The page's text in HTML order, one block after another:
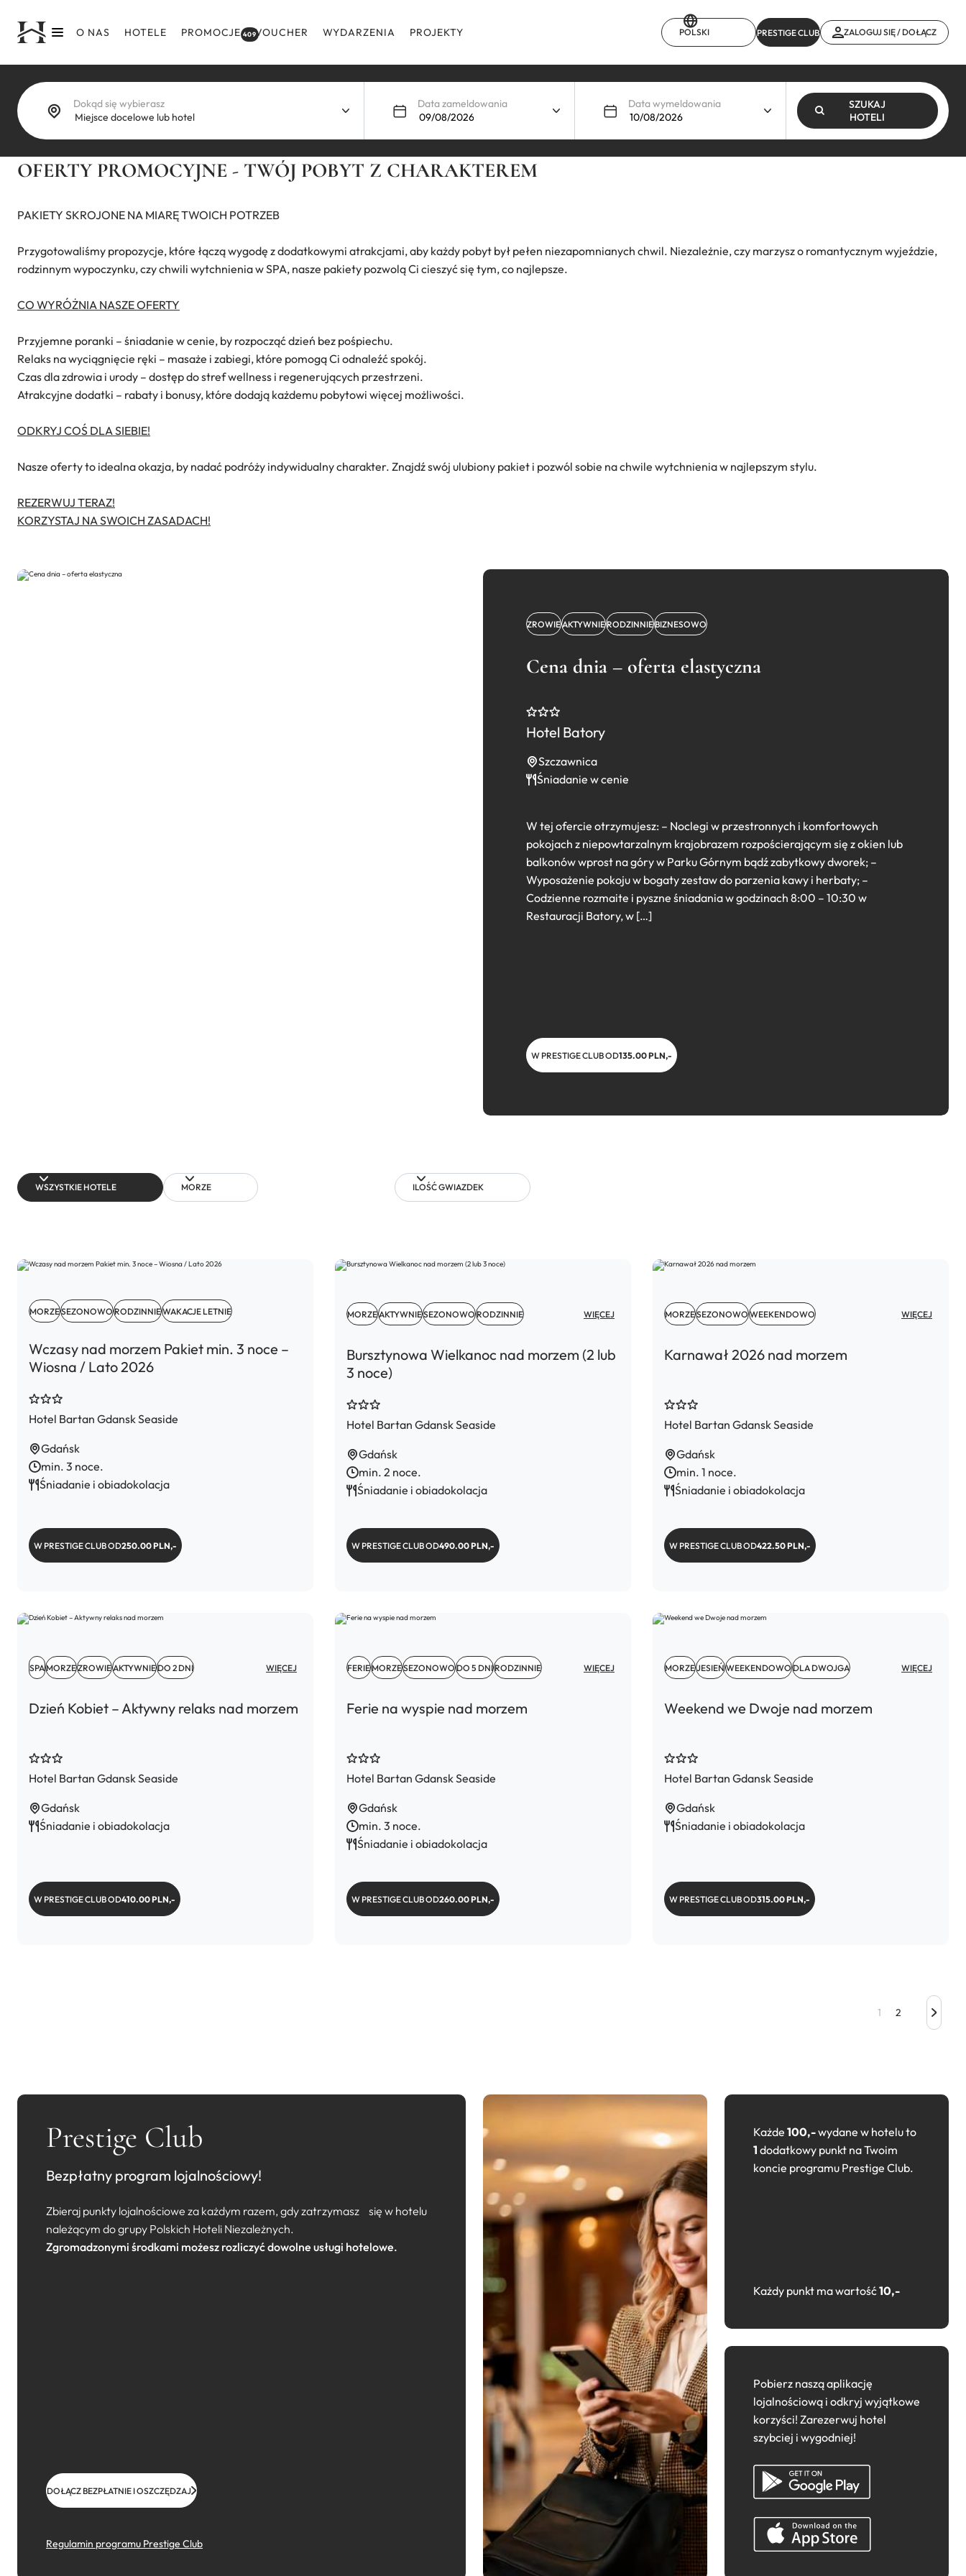
treści
O NAS HOTELE PROMOCJE 409VOUCHER WYDARZENIA PROJEKTY POLSKI PRESTIGE CLUB ZALOGUJ SIĘ / DOŁĄCZ
Dokąd się wybierasz Data zameldowania Data wymeldowania
SZUKAJ
HOTELI
OFERTY PROMOCYJNE - TWÓJ POBYT Z CHARAKTEREM
PAKIETY SKROJONE NA MIARĘ TWOICH POTRZEB
Przygotowaliśmy propozycje, które łączą wygodę z dodatkowymi atrakcjami, aby każdy pobyt był pełen niezapomnianych chwil. Niezależnie, czy marzysz o romantycznym wyjeździe,
rodzinnym wypoczynku, czy chwili wytchnienia w SPA, nasze pakiety pozwolą Ci cieszyć się tym, co najlepsze.
CO WYRÓŻNIA NASZE OFERTY
Przyjemne poranki – śniadanie w cenie, by rozpocząć dzień bez pośpiechu.
Relaks na wyciągnięcie ręki – masaże i zabiegi, które pomogą Ci odnaleźć spokój.
Czas dla zdrowia i urody – dostęp do stref wellness i regenerujących przestrzeni.
Atrakcyjne dodatki – rabaty i bonusy, które dodają każdemu pobytowi więcej możliwości.
ODKRYJ COŚ DLA SIEBIE!
Nasze oferty to idealna okazja, by nadać podróży indywidualny charakter. Znajdź swój ulubiony pakiet i pozwól sobie na chwile wytchnienia w najlepszym stylu.
REZERWUJ TERAZ!
KORZYSTAJ NA SWOICH ZASADACH!
Cena dnia – oferta elastyczna
ZROWIEAKTYWNIERODZINNIEBIZNESOWO
Hotel Batory
Szczawnica
Śniadanie w cenie
W tej ofercie otrzymujesz: – Noclegi w przestronnych i komfortowych
pokojach z niepowtarzalnym krajobrazem rozpościerającym się z okien lub
balkonów wprost na góry w Parku Górnym bądź zabytkowy dworek; –
Wyposażenie pokoju w bogaty zestaw do parzenia kawy i herbaty; –
Codzienne rozmaite i pyszne śniadania w godzinach 8:00 – 10:30 w
Restauracji Batory, w […]
W PRESTIGE CLUB OD135.00 PLN,-
WSZYSTKIE HOTELE MORZE ILOŚĆ GWIAZDEK
Wczasy nad morzem Pakiet min. 3 noce –
Wiosna / Lato 2026
MORZESEZONOWORODZINNIEWAKACJE LETNIE
Hotel Bartan Gdansk Seaside
Gdańsk
min. 3 noce.
Śniadanie i obiadokolacja
W PRESTIGE CLUB OD250.00 PLN,-
Bursztynowa Wielkanoc nad morzem (2 lub
3 noce)
MORZEAKTYWNIESEZONOWORODZINNIE WIĘCEJ
Hotel Bartan Gdansk Seaside
Gdańsk
min. 2 noce.
Śniadanie i obiadokolacja
W PRESTIGE CLUB OD490.00 PLN,-
Karnawał 2026 nad morzem
MORZESEZONOWOWEEKENDOWO WIĘCEJ
Hotel Bartan Gdansk Seaside
Gdańsk
min. 1 noce.
Śniadanie i obiadokolacja
W PRESTIGE CLUB OD422.50 PLN,-
Dzień Kobiet – Aktywny relaks nad morzem
SPAMORZEZROWIEAKTYWNIEDO 2 DNI WIĘCEJ
Hotel Bartan Gdansk Seaside
Gdańsk
Śniadanie i obiadokolacja
W PRESTIGE CLUB OD410.00 PLN,-
Ferie na wyspie nad morzem
FERIEMORZESEZONOWODO 5 DNIRODZINNIE WIĘCEJ
Hotel Bartan Gdansk Seaside
Gdańsk
min. 3 noce.
Śniadanie i obiadokolacja
W PRESTIGE CLUB OD260.00 PLN,-
Weekend we Dwoje nad morzem
MORZEJESIEŃWEEKENDOWODLA DWOJGA WIĘCEJ
Hotel Bartan Gdansk Seaside
Gdańsk
Śniadanie i obiadokolacja
W PRESTIGE CLUB OD315.00 PLN,-
1 2
Prestige Club
Bezpłatny program lojalnościowy!
Zbieraj punkty lojalnościowe za każdym razem, gdy zatrzymasz się w hotelu
należącym do grupy Polskich Hoteli Niezależnych.
Zgromadzonymi środkami możesz rozliczyć dowolne usługi hotelowe.
DOŁĄCZ BEZPŁATNIE I OSZCZĘDZAJ
Regulamin programu Prestige Club
Każde 100,-wydane w hotelu to
1 dodatkowy punkt na Twoim
koncie programu Prestige Club.
Każdy punkt ma wartość10,-
Pobierz naszą aplikację
lojalnościową i odkryj wyjątkowe
korzyści! Zarezerwuj hotel
szybciej i wygodniej!